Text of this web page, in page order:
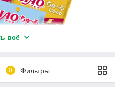
всё
0 Фильтры